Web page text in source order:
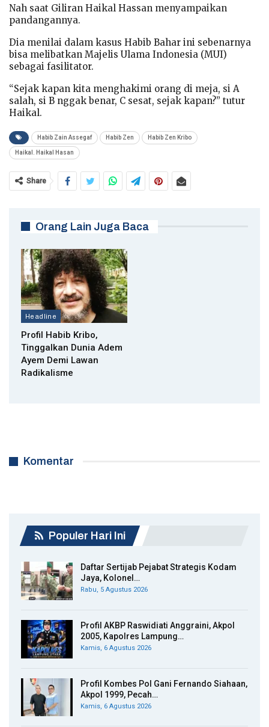
Nah saat Giliran Haikal Hassan menyampaikan
pandangannya.
Dia menilai dalam kasus Habib Bahar ini sebenarnya
bisa melibatkan Majelis Ulama Indonesia (MUI)
sebagai fasilitator.
“Sejak kapan kita menghakimi orang di meja, si A
salah, si B nggak benar, C sesat, sejak kapan?” tutur
Haikal.
Habib Zain Assegaf Habib Zen Habib Zen Kribo
Haikal. Haikal Hasan
Share
Orang Lain Juga Baca
Headline
Profil Habib Kribo,
Tinggalkan Dunia Adem
Ayem Demi Lawan
Radikalisme
Komentar
Populer Hari Ini
Daftar Sertijab Pejabat Strategis Kodam
Jaya, Kolonel…
Rabu, 5 Agustus 2026
Profil AKBP Raswidiati Anggraini, Akpol
2005, Kapolres Lampung…
Kamis, 6 Agustus 2026
Profil Kombes Pol Gani Fernando Siahaan,
Akpol 1999, Pecah…
Kamis, 6 Agustus 2026